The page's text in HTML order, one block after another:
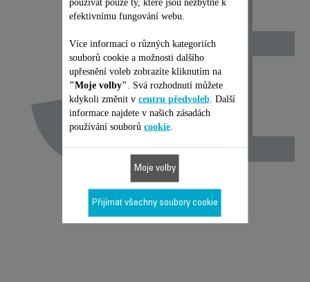
používat pouze ty, které jsou nezbytné k
efektivnímu fungování webu.
Více informací o různých kategoriích
souborů cookie a možnosti dalšího
upřesnění voleb zobrazíte kliknutím na
"Moje volby" . Svá rozhodnutí můžete
kdykoli změnit v centru předvoleb. Další
informace najdete v našich zásadách
používání souborů cookie.
Moje volby
Přijímat všechny soubory cookie